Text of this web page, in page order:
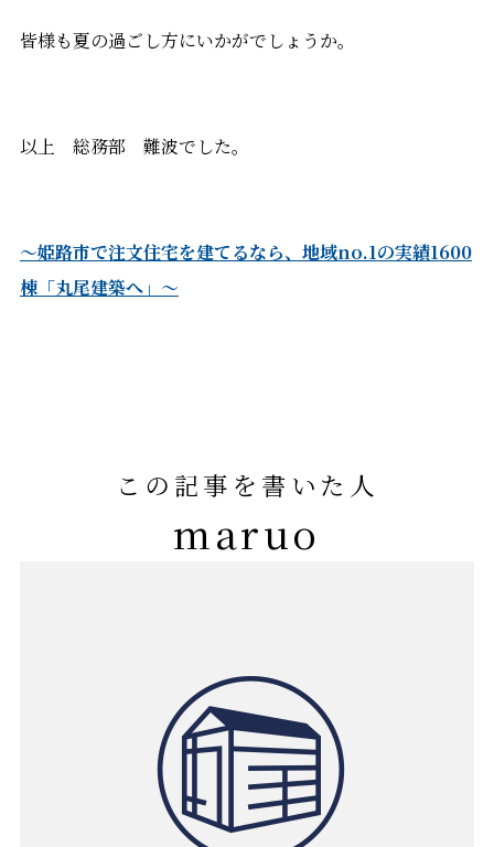
皆様も夏の過ごし方にいかがでしょうか。
以上 総務部 難波でした。
～姫路市で注文住宅を建てるなら、地域no.1の実績1600
棟「丸尾建築へ」～
この記事を書いた人
maruo